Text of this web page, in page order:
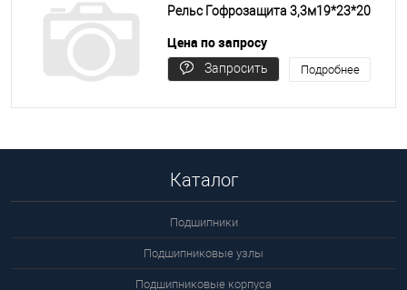
Рельс Гофрозащита 3,3м19*23*20
Цена по запросу
Запросить
Подробнее
Каталог
Подшипники
Подшипниковые узлы
Подшипниковые корпуса